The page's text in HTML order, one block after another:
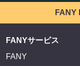
FANY
FANYサービス
FANY